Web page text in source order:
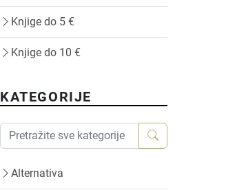
Knjige do 5 €
Knjige do 10 €
KATEGORIJE
Alternativa